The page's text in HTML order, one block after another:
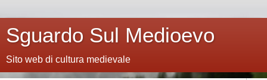
Sguardo Sul Medioevo
Sito web di cultura medievale